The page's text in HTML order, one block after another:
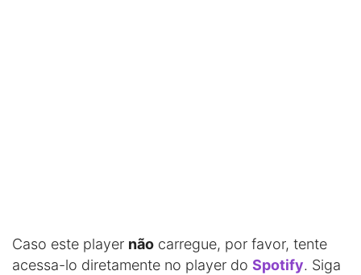
Caso este player não carregue, por favor, tente
acessa-lo diretamente no player do Spotify. Siga